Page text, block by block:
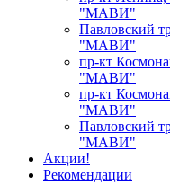
"МАВИ"
​Павловский
"МАВИ"
пр-кт
"МАВИ"
пр-кт
"МАВИ"
Павловский
"МАВИ"
Акции!
Рекомендации